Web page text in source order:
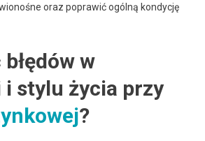
oraz poprawić ogólną kondycję
w
i stylu życia przy
?